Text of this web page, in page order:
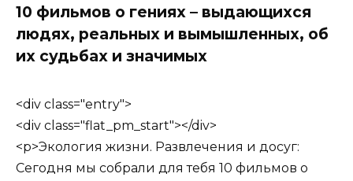
10 фильмов о гениях – выдающихся
людях, реальных и вымышленных, об
их судьбах и значимых
<div class="entry">
<div class="flat_pm_start"></div>
<p>Экология жизни. Развлечения и досуг:
Сегодня мы собрали для тебя 10 фильмов о